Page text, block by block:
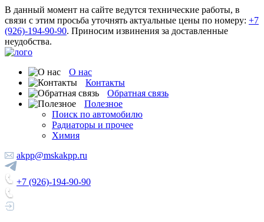
В данный момент на сайте ведутся технические работы, в
связи с этим просьба уточнять актуальные цены по номеру: +7
(926)-194-90-90. Приносим извинения за доставленные
неудобства.
О нас
Контакты
Обратная связь
Полезное
Поиск по автомобилю
Радиаторы и прочее
Химия
akpp@mskakpp.ru
+7 (926)-194-90-90